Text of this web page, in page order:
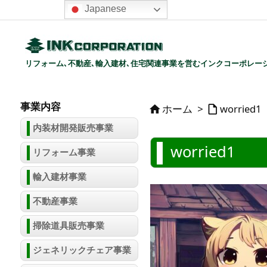
リフォーム､不動産､輸入建材､住宅関連事業を営むインクコーポレー
ホーム >  worried1
worried1
事業内容
内装材開発販売事業
リフォーム事業
輸入建材事業
不動産事業
掃除道具販売事業
ジェネリックチェア事業
Japanese